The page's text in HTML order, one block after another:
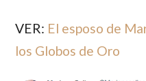
VER: El esposo de
los Globos de Oro